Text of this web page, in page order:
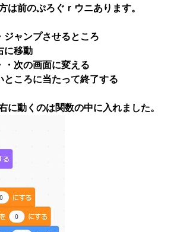
は前のぷろぐｒウニあります。
ャンプさせるところ
に移動
次の画面に変える
ころに当たって終了する
に動くのは関数の中に入れました。